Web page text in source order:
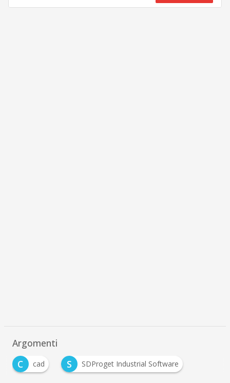
Argomenti
C
cad S SDProget Industrial Software